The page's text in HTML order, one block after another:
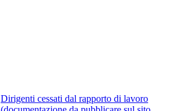
Dirigenti cessati dal rapporto di lavoro